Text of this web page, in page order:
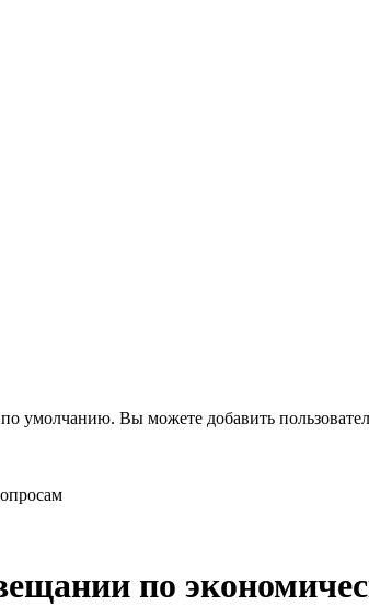
умолчанию. Вы можете добавить
по